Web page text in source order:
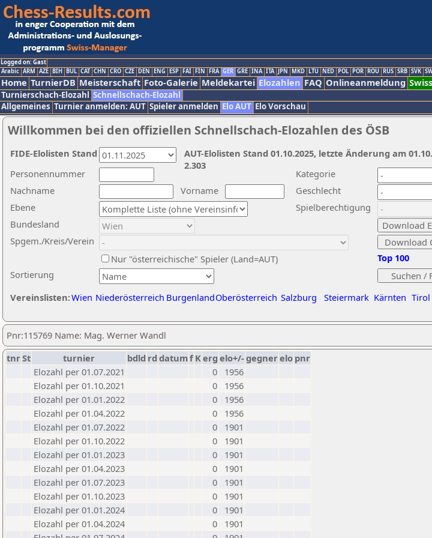
Logged on: Gast
Arabic ARM AZE BIH BUL CAT CHN CRO CZE DEN ENG ESP FAI FIN FRA GER GRE INA ITA JPN MKD LTU NED POL POR ROU RUS SRB SVK
Home TurnierDB Meisterschaft Foto-Galerie Meldekartei Elozahlen FAQ Onlineanmeldung
Turnierschach-Elozahl Schnellschach-Elozahl
Allgemeines Turnier anmelden: AUT Spieler anmelden Elo AUT Elo Vorschau
Willkommen bei den offiziellen Schnellschach-Elozahlen des ÖSB
Nachname
Vorname
Ebene
Kategorie
Sortierung
Personennummer
Bundesland
Spgem./Kreis/Verein
Geschlecht
Nur "österreichische" Spieler (Land=AUT)
Spielberechtigung
Vereinslisten:Wien Niederösterreich BurgenlandOberösterreich Salzburg Steiermark Kärnten Tirol
Top 100
AUT-Elolisten Stand 01.10.2025, letzte Änderung am
2.303
FIDE-Elolisten Stand
Pnr:115769 Name: Mag. Werner Wandl
tnrSt turnier bdld rd datumf Kerg elo+/-gegnerelo pnr
Elozahl per 01.07.2021
0
1956
Elozahl per 01.10.2021
0
1956
Elozahl per 01.01.2022
0
1956
Elozahl per 01.04.2022
0
1956
Elozahl per 01.07.2022
0
1901
Elozahl per 01.10.2022
0
1901
Elozahl per 01.01.2023
0
1901
Elozahl per 01.04.2023
0
1901
Elozahl per 01.07.2023
0
1901
Elozahl per 01.10.2023
0
1901
Elozahl per 01.01.2024
0
1901
Elozahl per 01.04.2024
0
1901